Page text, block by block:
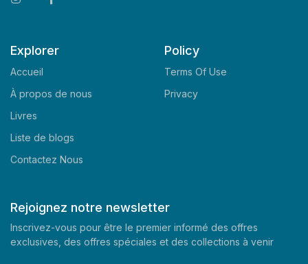
Explorer
Accueil
À propos de nous
Livres
Liste de blogs
Contactez Nous
Policy
Terms Of Use
Privacy
Rejoignez notre newsletter
Inscrivez-vous pour être le premier informé des offres
exclusives, des offres spéciales et des collections à venir